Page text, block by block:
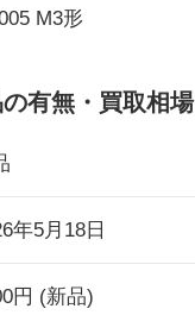
M3形
有無・買取相場
年5月18日
円 (新品)